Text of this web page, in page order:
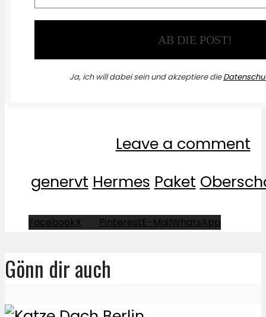
Ja, ich will dabei sein und akzeptiere die
Leave a comment
genervt Hermes Paket
FacebookX PinterestE-MailWhatsApp
Gönn dir auch